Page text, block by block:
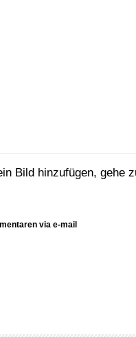
Bild hinzufügen, gehe
via e-mail